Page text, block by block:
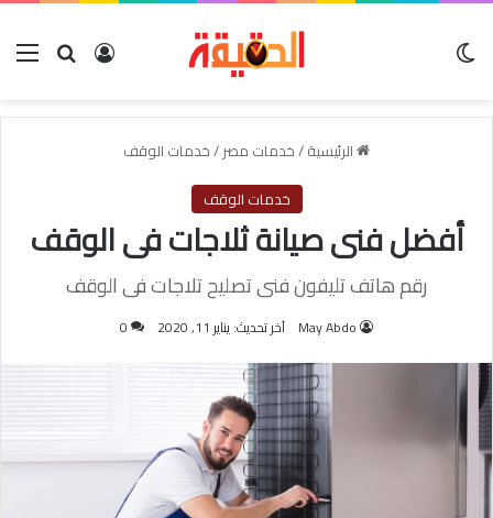
بحث عنتسجيل
الرئيسية/خدمات مصر/خدمات الوقف
خدمات الوقف
أفضل فنى صيانة ثلاجات فى الوقف
رقم هاتف تليفون فنى تصليح تلاجات فى الوقف
May Abdo آخر تحديث: يناير 11, 2020 0